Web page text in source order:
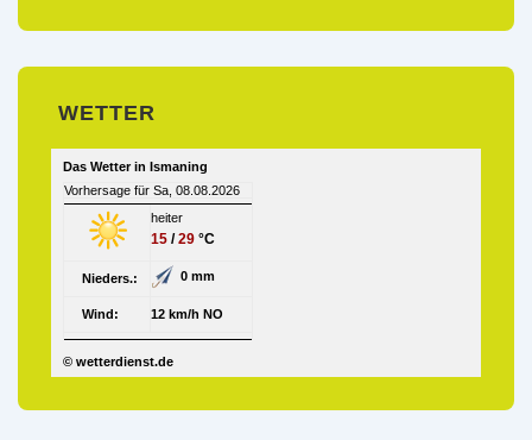
WETTER
Das Wetter in Ismaning
Vorhersage für Sa, 08.08.2026
heiter
15 /29 °C
Nieders.: 0 mm
Wind: 12 km/h NO
© wetterdienst.de